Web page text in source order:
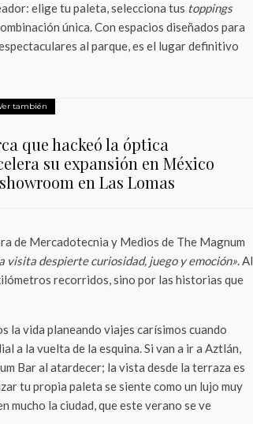
elige tu paleta, selecciona tus toppings
única. Con espacios diseñados para
al parque, es el lugar definitivo
también
que hackeó la óptica
su expansión en México
en Las Lomas
de Mercadotecnia y Medios de The Magnum
visita despierte curiosidad, juego y emoción». Al
recorridos, sino por las historias que
la vida planeando viajes carísimos cuando
a la vuelta de la esquina. Si van a ir a Aztlán,
Bar al atardecer; la vista desde la terraza es
tu propia paleta se siente como un lujo muy
la ciudad, que este verano se ve